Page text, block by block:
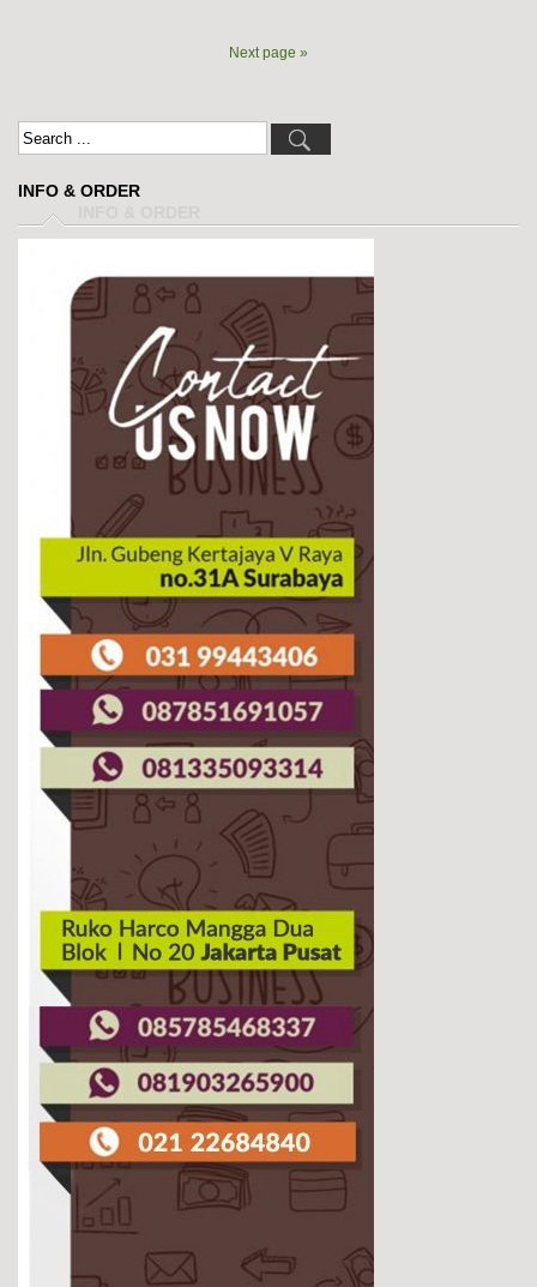
Next page »
INFO & ORDER